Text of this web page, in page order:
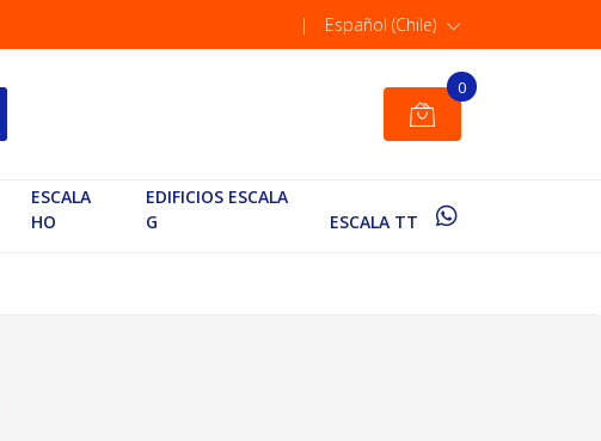
| Español (Chile)
0
ESCALA
HO
EDIFICIOS ESCALA
G
ESCALA TT